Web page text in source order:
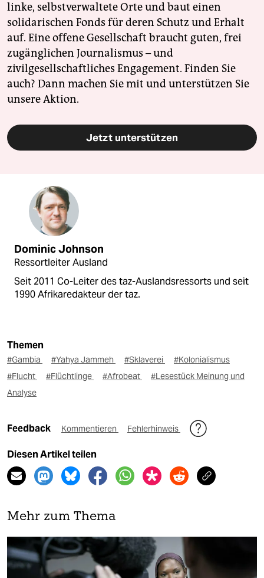
linke, selbstverwaltete Orte und baut einen
solidarischen Fonds für deren Schutz und Erhalt
auf. Eine offene Gesellschaft braucht guten, frei
zugänglichen Journalismus – und
zivilgesellschaftliches Engagement. Finden Sie
auch? Dann machen Sie mit und unterstützen Sie
unsere Aktion.
Jetzt unterstützen
Dominic Johnson
Ressortleiter Ausland
Seit 2011 Co-Leiter des taz-Auslandsressorts und seit
1990 Afrikaredakteur der taz.
Themen
#Gambia #Yahya Jammeh #Sklaverei
#Kolonialismus
#Flucht
#Flüchtlinge #Afrobeat
#Lesestück Meinung und
Analyse
Feedback Kommentieren Fehlerhinweis
Diesen Artikel teilen
Mehr zum Thema